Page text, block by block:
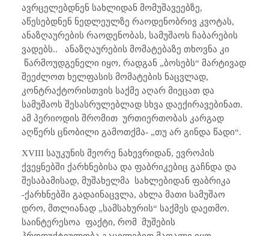
ავრცელებდნენ სახლიდან მომუშავეებზე,
აწესებდნენ ნედლეულზე რაოდენობრივ კვოტას,
ანაზღაურების რაოდენობას, სამუშაოს ჩაბარების
ვადებს.. ანაზღაურების მომატებაზე თხოვნა კი
წარმოუდგენელი იყო, რადგან „ბოსებს“ მარტივად
შეეძლოთ ხელფასის მომატების ნაცვლად,
კონტრაქტორისთვის საქმე აღარ მიეცათ და
სამუშაოს შესასრულებლად სხვა დაექირავებინათ.
ამ პერიოდის შრომით ურთიერთობას კარგად
აღწერს ცნობილი გამოთქმა- „თუ არ გინდა წადი“.
XVIII საუკუნის მეორე ნახევრიდან, ევროპის
ქვეყნებში ქარხნებისა და ფაბრიკებიც გაჩნდა და
შესაბამისად, მუშახელმა სახლებიდან ფაბრიკა
-ქარხნებში გადაინაცვლა, ახლა მათი სამუშაო
დრო, მთლიანად „სამსახურის“ საქმეს დაეთმო.
საინტერესოა ფაქტი, რომ მუშების